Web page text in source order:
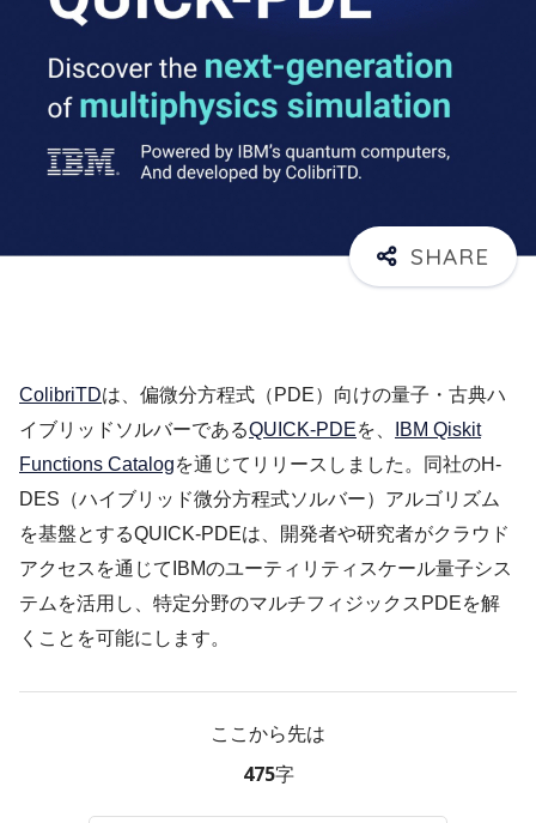
ColibriTDは、偏微分方程式（PDE）向けの量子・古典ハ
イブリッドソルバーであるQUICK-PDEを、
IBM Qiskit
Functions Catalogを通じてリリースしました。同社のH-
DES（ハイブリッド微分方程式ソルバー）アルゴリズム
を基盤とするQUICK-PDEは、開発者や研究者がクラウド
アクセスを通じてIBMのユーティリティスケール量子シス
テムを活用し、特定分野のマルチフィジックスPDEを解
くことを可能にします。
ここから先は
475字